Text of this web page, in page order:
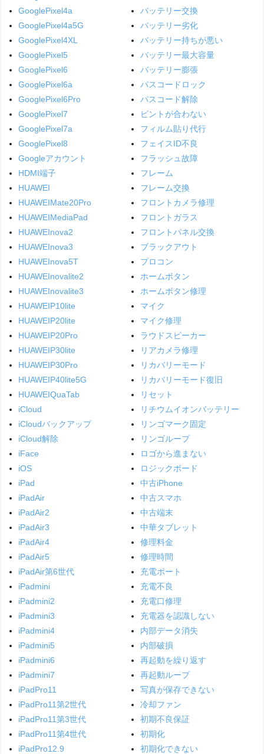
GooglePixel4a
GooglePixel4a5G
GooglePixel4XL
GooglePixel5
GooglePixel6
GooglePixel6a
GooglePixel6Pro
GooglePixel7
GooglePixel7a
GooglePixel8
Googleアカウント
HDMI端子
HUAWEI
HUAWEIMate20Pro
HUAWEIMediaPad
HUAWEInova2
HUAWEInova3
HUAWEInova5T
HUAWEInovalite2
HUAWEInovalite3
HUAWEIP10lite
HUAWEIP20lite
HUAWEIP20Pro
HUAWEIP30lite
HUAWEIP30Pro
HUAWEIP40lite5G
HUAWEIQuaTab
iCloud
iCloudバックアップ
iCloud解除
iFace
iOS
iPad
iPadAir
iPadAir2
iPadAir3
iPadAir4
iPadAir5
iPadAir第6世代
iPadmini
iPadmini2
iPadmini3
iPadmini4
iPadmini5
iPadmini6
iPadmini7
iPadPro11
iPadPro11第2世代
iPadPro11第3世代
iPadPro11第4世代
iPadPro12.9
バッテリー交換
バッテリー劣化
バッテリー持ちが悪い
バッテリー最大容量
バッテリー膨張
パスコードロック
パスコード解除
ピントが合わない
フィルム貼り代行
フェイスID不良
フラッシュ故障
フレーム
フレーム交換
フロントカメラ修理
フロントガラス
フロントパネル交換
ブラックアウト
プロコン
ホームボタン
ホームボタン修理
マイク
マイク修理
ラウドスピーカー
リアカメラ修理
リカバリーモード
リカバリーモード復旧
リセット
リチウムイオンバッテリー
リンゴマーク固定
リンゴループ
ロゴから進まない
ロジックボード
中古iPhone
中古スマホ
中古端末
中華タブレット
修理料金
修理時間
充電ポート
充電不良
充電口修理
充電器を認識しない
内部データ消失
内部破損
再起動を繰り返す
再起動ループ
写真が保存できない
冷却ファン
初期不良保証
初期化
初期化できない